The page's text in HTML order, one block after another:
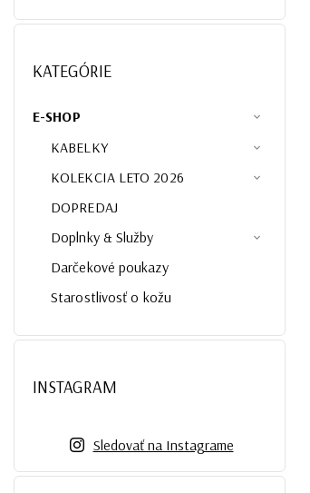
KATEGÓRIE
E-SHOP
KABELKY
KOLEKCIA LETO 2026
DOPREDAJ
Doplnky & Služby
Darčekové poukazy
Starostlivosť o kožu
INSTAGRAM
Sledovať na Instagrame